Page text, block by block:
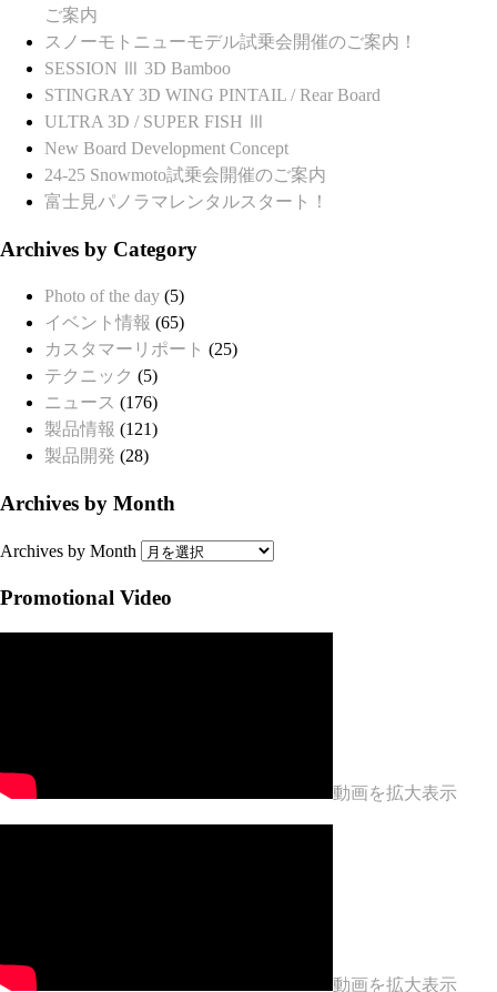
ご案内
スノーモトニューモデル試乗会開催のご案内！
SESSION Ⅲ 3D Bamboo
STINGRAY 3D WING PINTAIL / Rear Board
ULTRA 3D / SUPER FISH Ⅲ
New Board Development Concept
24-25 Snowmoto試乗会開催のご案内
富士見パノラマレンタルスタート！
Archives by Category
Photo of the day (5)
イベント情報 (65)
カスタマーリポート (25)
テクニック (5)
ニュース (176)
製品情報 (121)
製品開発 (28)
Archives by Month
Archives by Month
Promotional Video
動画を拡大表示
動画を拡大表示